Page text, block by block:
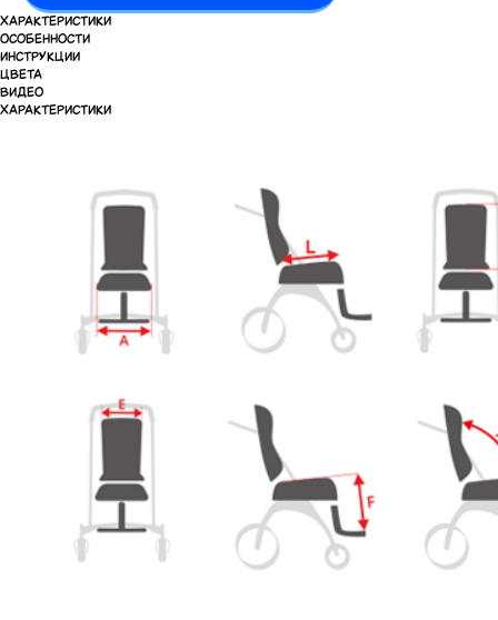
ХАРАКТЕРИСТИКИ
ОСОБЕННОСТИ
ИНСТРУКЦИИ
ЦВЕТА
ВИДЕО
ХАРАКТЕРИСТИКИ